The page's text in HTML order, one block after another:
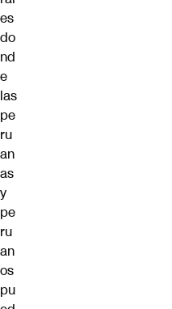
es
do
nd
e
las
pe
ru
an
as
y
pe
ru
an
os
pu